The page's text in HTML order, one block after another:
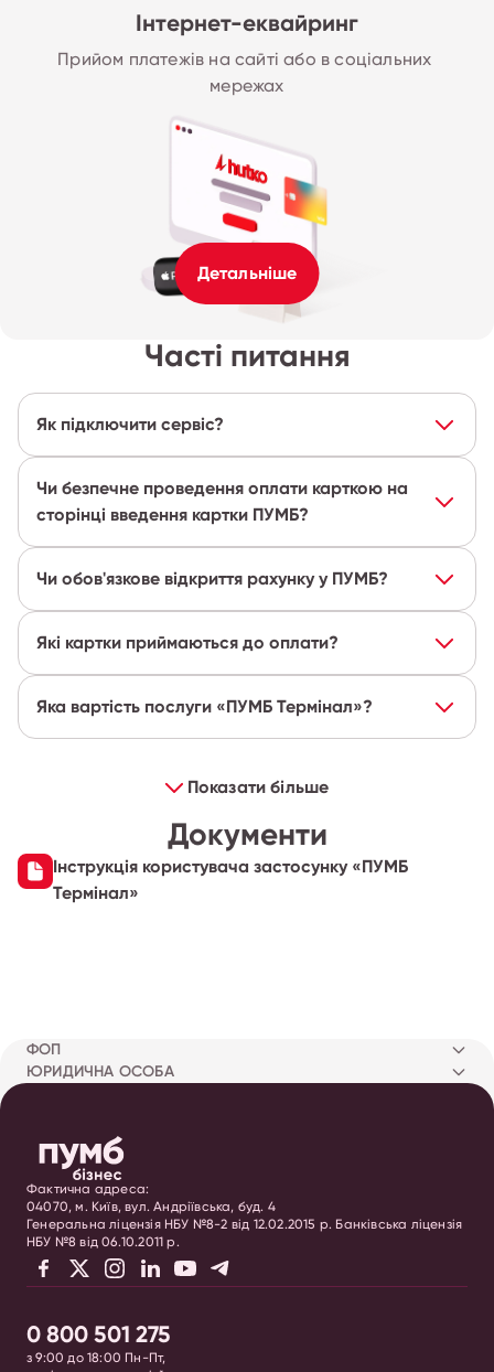
Інтернет-еквайринг
Прийом платежів на сайті або в соціальних
мережах
Детальніше
Часті питання
Як підключити сервіс?
Чи безпечне проведення оплати карткою на
сторінці введення картки ПУМБ?
Чи обов'язкове відкриття рахунку у ПУМБ?
Які картки приймаються до оплати?
Яка вартість послуги «ПУМБ Термінал»?
Показати більше
Документи
Інструкція користувача застосунку «ПУМБ
Термінал»
ФОП
ЮРИДИЧНА ОСОБА
Фактична адреса:
04070, м. Київ, вул. Андріївська, буд. 4
Генеральна ліцензія НБУ №8-2 від 12.02.2015 р. Банківська ліцензія
НБУ №8 від 06.10.2011 р.
0 800 501 275
з 9:00 до 18:00 Пн-Пт,